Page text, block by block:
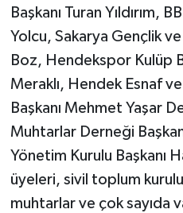
Başkanı Turan Yıldırım,
Yolcu, Sakarya Gençlik
Boz, Hendekspor Kulüp
Meraklı, Hendek Esnaf
Başkanı Mehmet Yaşar
Muhtarlar Derneği
Yönetim Kurulu Başkanı
üyeleri, sivil toplum
muhtarlar ve çok sayıda